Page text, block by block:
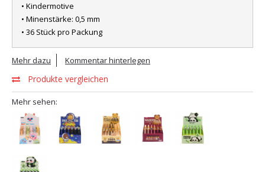
• Kindermotive
• Minenstärke: 0,5 mm
• 36 Stück pro Packung
Mehr dazu Kommentar hinterlegen
Produkte vergleichen
Mehr sehen: